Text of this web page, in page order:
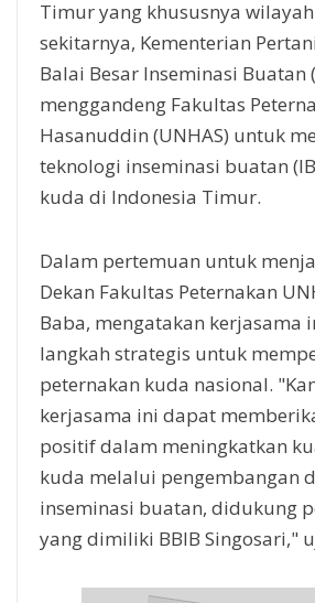
Timur yang khususnya
sekitarnya, Kementerian
Balai Besar Inseminasi Buatan
menggandeng Fakultas
Hasanuddin (UNHAS) untuk
teknologi inseminasi buatan
kuda di Indonesia Timur.
Dalam pertemuan untuk
Dekan Fakultas Peternakan
Baba, mengatakan kerjasama
langkah strategis untuk
peternakan kuda nasional.
kerjasama ini dapat
positif dalam meningkatkan
kuda melalui pengembangan
inseminasi buatan, didukung
yang dimiliki BBIB Singosari,"